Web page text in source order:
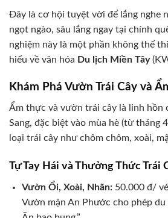
Đây là cơ hội tuyệt vời để lắng nghe
ngọt ngào, sâu lắng ngay tại chính
nghiệm này là một phần không thể
hiểu về văn hóa Du lịch Miền Tây
Khám Phá Vườn Trái Cây và
Ẩm thực và vườn trái cây là linh hồn
Sang, đặc biệt vào mùa hè (từ tháng
loại trái cây như chôm chôm, xoài,
Tự Tay Hái và Thưởng Thức Trái
Vườn Ổi, Xoài, Nhãn:50.000 đ/
Vườn mận An Phước cho phép du